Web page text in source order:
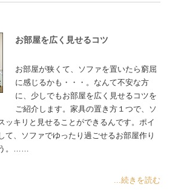
お部屋を広く見せるコツ
お部屋が狭くて、ソファを置いたら窮屈
に感じるかも・・・。なんて不安な方
に、少しでもお部屋を広く見せるコツを
ご紹介します。家具の置き方１つで、ソ
ッキリと見せることができるんです。ポイ
て、ソファでゆったり過ごせるお部屋作り
。……
...続きを読む